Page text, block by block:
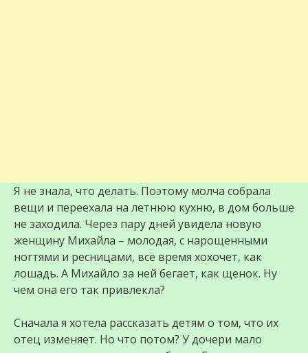
Я не знала, что делать. Поэтому молча собрала
вещи и переехала на летнюю кухню, в дом больше
не заходила. Через пару дней увидела новую
женщину Михайла – молодая, с нарощенными
ногтями и ресницами, всё время хохочет, как
лошадь. А Михайло за ней бегает, как щенок. Ну
чем она его так привлекла?
Сначала я хотела рассказать детям о том, что их
отец изменяет. Но что потом? У дочери мало